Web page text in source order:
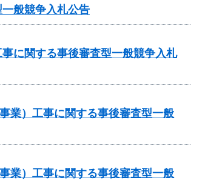
般競争入札公告
に関する事後審査型一般競争入札
業）工事に関する事後審査型一般
業）工事に関する事後審査型一般